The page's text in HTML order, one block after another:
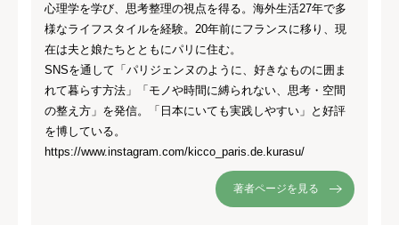
心理学を学び、思考整理の視点を得る。海外生活27年で多
様なライフスタイルを経験。20年前にフランスに移り、現
在は夫と娘たちとともにパリに住む。
SNSを通して「パリジェンヌのように、好きなものに囲ま
れて暮らす方法」「モノや時間に縛られない、思考・空間
の整え方」を発信。「日本にいても実践しやすい」と好評
を博している。
https://www.instagram.com/kicco_paris.de.kurasu/
著者ページを見る